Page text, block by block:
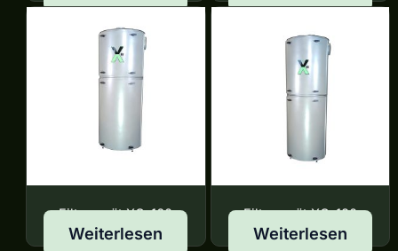
Filtergerät XC-160
Weiterlesen
Filtergerät XC-180
Weiterlesen